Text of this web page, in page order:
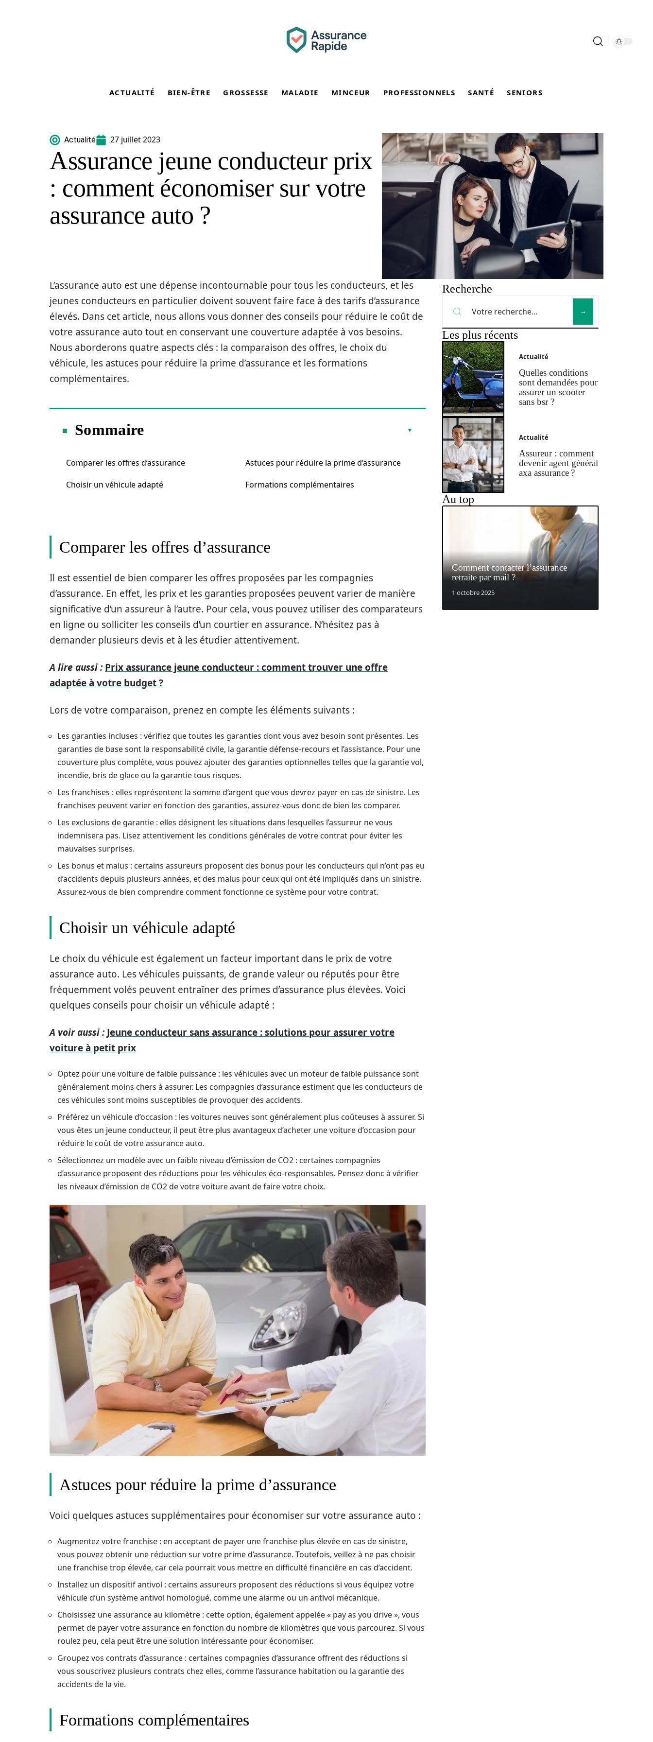
ACTUALITÉ BIEN-ÊTRE GROSSESSE MALADIE MINCEUR PROFESSIONNELS SANTÉ SENIORS
Actualité 27 juillet 2023
Assurance jeune conducteur prix
: comment économiser sur votre
assurance auto ?
L’assurance auto est une dépense incontournable pour tous les conducteurs, et les
jeunes conducteurs en particulier doivent souvent faire face à des tarifs d’assurance
élevés. Dans cet article, nous allons vous donner des conseils pour réduire le coût de
votre assurance auto tout en conservant une couverture adaptée à vos besoins.
Nous aborderons quatre aspects clés : la comparaison des offres, le choix du
véhicule, les astuces pour réduire la prime d’assurance et les formations
complémentaires.
Sommaire
Comparer les offres d’assurance
Choisir un véhicule adapté
Astuces pour réduire la prime d’assurance
Formations complémentaires
Comparer les offres d’assurance
Il est essentiel de bien comparer les offres proposées par les compagnies
d’assurance. En effet, les prix et les garanties proposées peuvent varier de manière
significative d’un assureur à l’autre. Pour cela, vous pouvez utiliser des comparateurs
en ligne ou solliciter les conseils d’un courtier en assurance. N’hésitez pas à
demander plusieurs devis et à les étudier attentivement.
A lire aussi : Prix assurance jeune conducteur : comment trouver une offre
adaptée à votre budget ?
Lors de votre comparaison, prenez en compte les éléments suivants :
Les garanties incluses : vérifiez que toutes les garanties dont vous avez besoin sont présentes. Les
garanties de base sont la responsabilité civile, la garantie défense-recours et l’assistance. Pour une
couverture plus complète, vous pouvez ajouter des garanties optionnelles telles que la garantie vol,
incendie, bris de glace ou la garantie tous risques.
Les franchises : elles représentent la somme d’argent que vous devrez payer en cas de sinistre. Les
franchises peuvent varier en fonction des garanties, assurez-vous donc de bien les comparer.
Les exclusions de garantie : elles désignent les situations dans lesquelles l’assureur ne vous
indemnisera pas. Lisez attentivement les conditions générales de votre contrat pour éviter les
mauvaises surprises.
Les bonus et malus : certains assureurs proposent des bonus pour les conducteurs qui n’ont pas eu
d’accidents depuis plusieurs années, et des malus pour ceux qui ont été impliqués dans un sinistre.
Assurez-vous de bien comprendre comment fonctionne ce système pour votre contrat.
Choisir un véhicule adapté
Le choix du véhicule est également un facteur important dans le prix de votre
assurance auto. Les véhicules puissants, de grande valeur ou réputés pour être
fréquemment volés peuvent entraîner des primes d’assurance plus élevées. Voici
quelques conseils pour choisir un véhicule adapté :
A voir aussi : Jeune conducteur sans assurance : solutions pour assurer votre
voiture à petit prix
Optez pour une voiture de faible puissance : les véhicules avec un moteur de faible puissance sont
généralement moins chers à assurer. Les compagnies d’assurance estiment que les conducteurs de
ces véhicules sont moins susceptibles de provoquer des accidents.
Préférez un véhicule d’occasion : les voitures neuves sont généralement plus coûteuses à assurer. Si
vous êtes un jeune conducteur, il peut être plus avantageux d’acheter une voiture d’occasion pour
réduire le coût de votre assurance auto.
Sélectionnez un modèle avec un faible niveau d’émission de CO2 : certaines compagnies
d’assurance proposent des réductions pour les véhicules éco-responsables. Pensez donc à vérifier
les niveaux d’émission de CO2 de votre voiture avant de faire votre choix.
Astuces pour réduire la prime d’assurance
Voici quelques astuces supplémentaires pour économiser sur votre assurance auto :
Augmentez votre franchise : en acceptant de payer une franchise plus élevée en cas de sinistre,
vous pouvez obtenir une réduction sur votre prime d’assurance. Toutefois, veillez à ne pas choisir
une franchise trop élevée, car cela pourrait vous mettre en difficulté financière en cas d’accident.
Installez un dispositif antivol : certains assureurs proposent des réductions si vous équipez votre
véhicule d’un système antivol homologué, comme une alarme ou un antivol mécanique.
Choisissez une assurance au kilomètre : cette option, également appelée « pay as you drive », vous
permet de payer votre assurance en fonction du nombre de kilomètres que vous parcourez. Si vous
roulez peu, cela peut être une solution intéressante pour économiser.
Groupez vos contrats d’assurance : certaines compagnies d’assurance offrent des réductions si
vous souscrivez plusieurs contrats chez elles, comme l’assurance habitation ou la garantie des
accidents de la vie.
Formations complémentaires
Recherche
Les plus récents
Actualité
Quelles conditions
sont demandées pour
assurer un scooter
sans bsr ?
Actualité
Assureur : comment
devenir agent général
axa assurance ?
Au top
Comment contacter l’assurance
retraite par mail ?
1 octobre 2025